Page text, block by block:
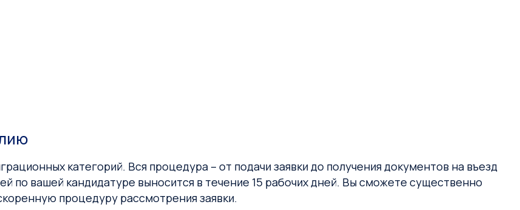
категорий. Вся процедура – от подачи заявки до получения документов на въезд
по вашей кандидатуре выносится в течение 15 рабочих дней. Вы сможете существенно
процедуру рассмотрения заявки.